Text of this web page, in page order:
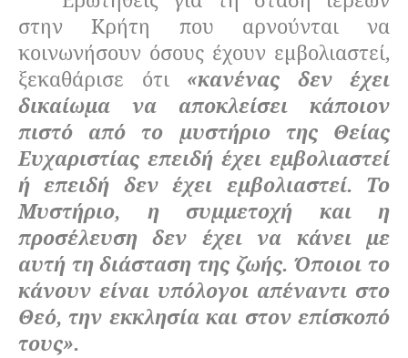
στην Κρήτη που αρνούνται να
κοινωνήσουν όσους έχουν εμβολιαστεί,
ξεκαθάρισε ότι «κανένας δεν έχει
δικαίωμα να αποκλείσει κάποιον
πιστό από το μυστήριο της Θείας
Ευχαριστίας επειδή έχει εμβολιαστεί
ή επειδή δεν έχει εμβολιαστεί. Το
Μυστήριο, η συμμετοχή και η
προσέλευση δεν έχει να κάνει με
αυτή τη διάσταση της ζωής. Όποιοι το
κάνουν είναι υπόλογοι απέναντι στο
Θεό, την εκκλησία και στον επίσκοπό
τους».